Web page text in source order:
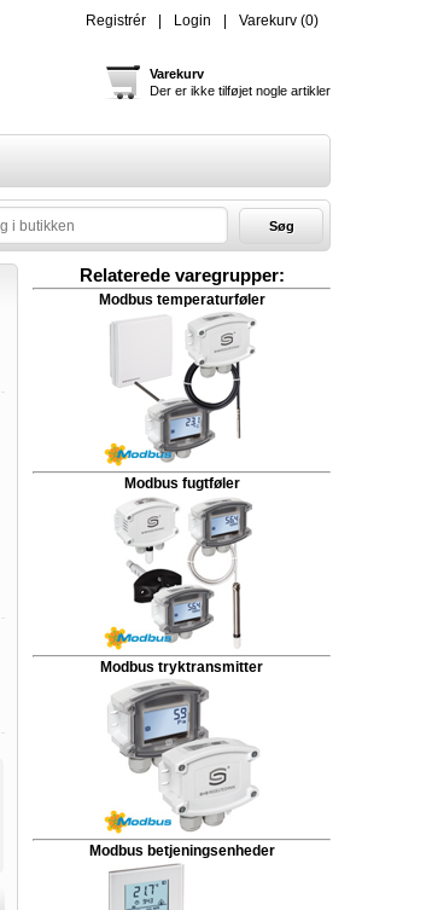
Registrér Login Varekurv (0)
Varekurv
Der er ikke tilføjet nogle artikler
Søg
Relaterede varegrupper:
Modbus temperaturføler
Modbus fugtføler
Modbus tryktransmitter
Modbus betjeningsenheder